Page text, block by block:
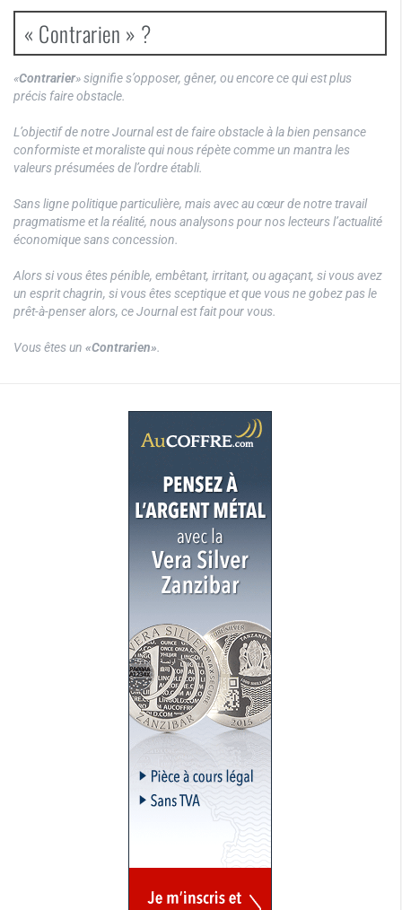
« Contrarien » ?
«Contrarier» signifie s’opposer, gêner, ou encore ce qui est plus
précis faire obstacle.
L’objectif de notre Journal est de faire obstacle à la bien pensance
conformiste et moraliste qui nous répète comme un mantra les
valeurs présumées de l’ordre établi.
Sans ligne politique particulière, mais avec au cœur de notre travail
pragmatisme et la réalité, nous analysons pour nos lecteurs l’actualité
économique sans concession.
Alors si vous êtes pénible, embêtant, irritant, ou agaçant, si vous avez
un esprit chagrin, si vous êtes sceptique et que vous ne gobez pas le
prêt-à-penser alors, ce Journal est fait pour vous.
Vous êtes un «Contrarien».